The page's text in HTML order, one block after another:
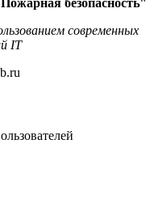
безопасность"
современных
IT